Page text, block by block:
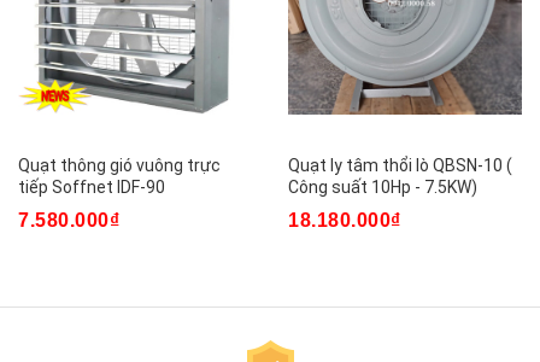
Quạt thông gió vuông trực
tiếp Soffnet IDF-90
7.580.000₫
Quạt ly tâm thổi lò QBSN-10 (
Công suất 10Hp - 7.5KW)
18.180.000₫